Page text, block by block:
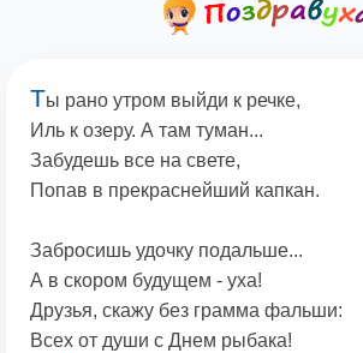
Ты рано утром выйди к речке,
Иль к озеру. А там туман...
Забудешь все на свете,
Попав в прекраснейший капкан.
Забросишь удочку подальше...
А в скором будущем - уха!
Друзья, скажу без грамма фальши:
Всех от души с Днем рыбака!